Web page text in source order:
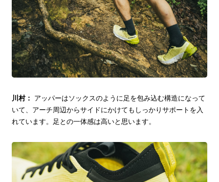
川村：
アッパーはソックスのように足を包み込む構造になって
いて、アーチ周辺からサイドにかけてもしっかりサポートを入
れています。足との一体感は高いと思います。